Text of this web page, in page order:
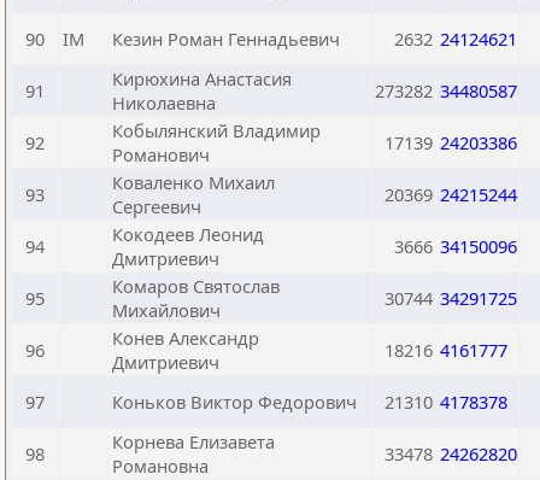
90 IM Кезин Роман Геннадьевич 2632 24124621
91
Кирюхина Анастасия
Николаевна
273282 34480587
92
Кобылянский Владимир
Романович
17139 24203386
93
Коваленко Михаил
Сергеевич
20369 24215244
94
Кокодеев Леонид
Дмитриевич
3666 34150096
95
Комаров Святослав
Михайлович
30744 34291725
96
Конев Александр
Дмитриевич
18216 4161777
97 Коньков Виктор Федорович 21310 4178378
98
Корнева Елизавета
Романовна
33478 24262820